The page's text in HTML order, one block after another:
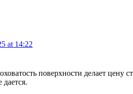
at 14:22
поверхности делает цену
дается.